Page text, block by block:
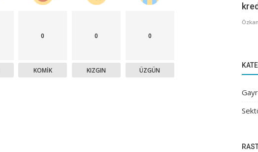
0
KOMIK
0
KIZGIN
0
ÜZGÜN